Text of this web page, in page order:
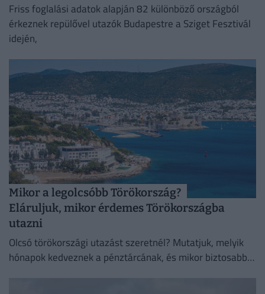
Friss foglalási adatok alapján 82 különböző országból
érkeznek repülővel utazók Budapestre a Sziget Fesztivál
idején,
Mikor a legolcsóbb Törökország?
Eláruljuk, mikor érdemes Törökországba
utazni
Olcsó törökországi utazást szeretnél? Mutatjuk, melyik
hónapok kedveznek a pénztárcának, és mikor biztosabb a